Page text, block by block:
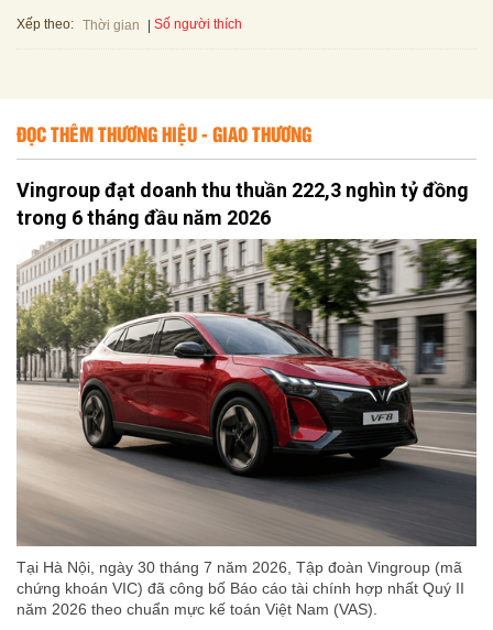
Xếp theo: Thời gian Số người thích
ĐỌC THÊM THƯƠNG HIỆU - GIAO THƯƠNG
Vingroup đạt doanh thu thuần 222,3 nghìn tỷ đồng
trong 6 tháng đầu năm 2026
Tại Hà Nội, ngày 30 tháng 7 năm 2026, Tập đoàn Vingroup (mã
chứng khoán VIC) đã công bố Báo cáo tài chính hợp nhất Quý II
năm 2026 theo chuẩn mực kế toán Việt Nam (VAS).